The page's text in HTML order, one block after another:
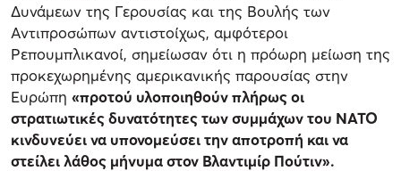
Δυνάμεων της Γερουσίας και της Βουλής των
Αντιπροσώπων αντιστοίχως, αμφότεροι
Ρεπουμπλικανοί, σημείωσαν ότι η πρόωρη μείωση της
προκεχωρημένης αμερικανικής παρουσίας στην
Ευρώπη «προτού υλοποιηθούν πλήρως οι
στρατιωτικές δυνατότητες των συμμάχων του ΝΑΤΟ
κινδυνεύει να υπονομεύσει την αποτροπή και να
στείλει λάθος μήνυμα στον Βλαντιμίρ Πούτιν».